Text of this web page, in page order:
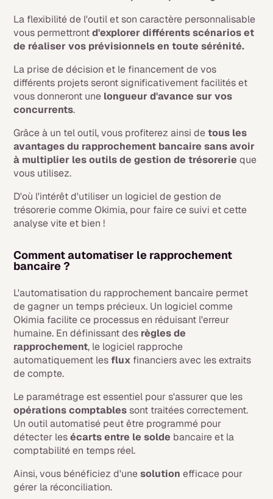
La flexibilité de l'outil et son caractère personnalisable
vous permettrontd'explorer différents scénarios et
de réaliser vos prévisionnels en toute sérénité.
La prise de décision et le financement de vos
différents projets seront significativement facilités et
vous donneront une longueur d'avance sur vos
concurrents.
Grâce à un tel outil, vous profiterez ainsi detous les
avantages du rapprochement bancaire sans avoir
à multiplier les outils de gestion de trésorerie que
vous utilisez.
D'où l'intérêt d'utiliser un logiciel de gestion de
trésorerie comme Okimia, pour faire ce suivi et cette
analyse vite et bien !
Comment automatiser le rapprochement
bancaire ?
L'automatisation du rapprochement bancaire permet
de gagner un temps précieux. Un logiciel comme
Okimia facilite ce processus en réduisant l'erreur
humaine. En définissant des règles de
rapprochement, le logiciel rapproche
automatiquement lesflux financiers avec les extraits
de compte.
Le paramétrage est essentiel pour s'assurer que les
opérations comptablessont traitées correctement.
Un outil automatisé peut être programmé pour
détecter lesécarts entre le solde bancaire et la
comptabilité en temps réel.
Ainsi, vous bénéficiez d'unesolution efficace pour
gérer la réconciliation.